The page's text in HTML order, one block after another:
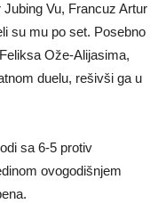
Vu, Francuz Artur
su mu po set. Posebno
Ože-Alijasima,
duelu, rešivši ga u
sa 6-5 protiv
ovogodišnjem